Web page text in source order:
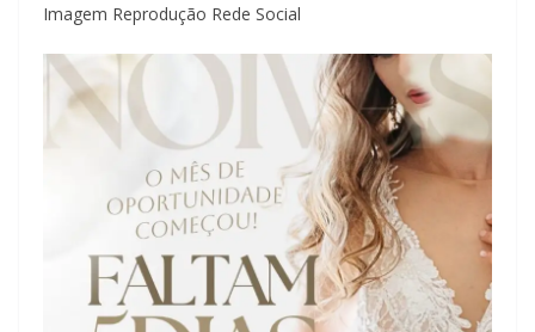
Imagem Reprodução Rede Social